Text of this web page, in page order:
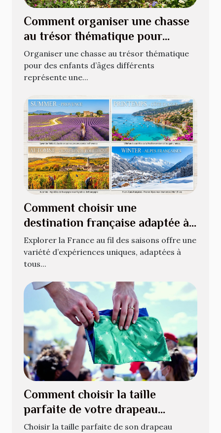
Comment organiser une chasse
au trésor thématique pour
enfants de différents âges ?
Organiser une chasse au trésor thématique
pour des enfants d’âges différents
représente une...
Comment choisir une
destination française adaptée à
chaque saison ?
Explorer la France au fil des saisons offre une
variété d’expériences uniques, adaptées à
tous...
Comment choisir la taille
parfaite de votre drapeau
national ?
Choisir la taille parfaite de son drapeau